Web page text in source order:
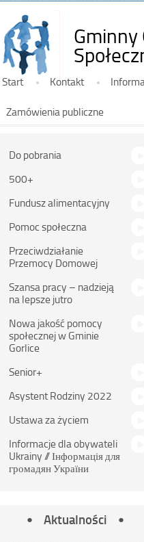
Gminny
Górne
Start Kontakt
Zamówienia publiczne
skróty
Do pobrania
500+
Fundusz alimentacyjny
Pomoc społeczna
Przeciwdziałanie
Przemocy Domowej
Szansa pracy – nadzieją
na lepsze jutro
Nowa jakość pomocy
społecznej w Gminie
Gorlice
Senior+
Asystent Rodziny 2022
Ustawa za życiem
Informacje dla obywateli
Ukrainy // Інформація для
громадян України
Aktualności